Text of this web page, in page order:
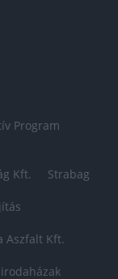
Program
Kft. Strabag
Aszfalt Kft.
irodaházak